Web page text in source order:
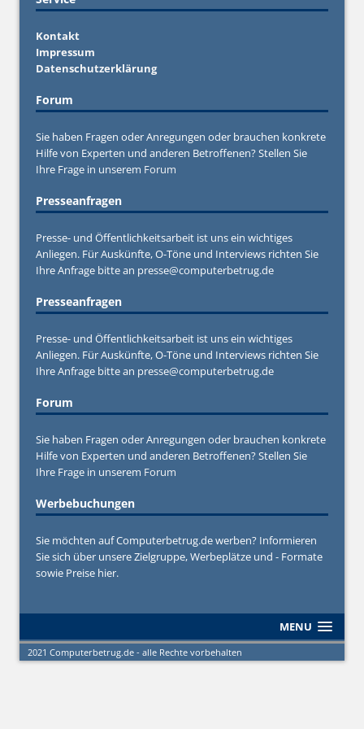
Kontakt
Impressum
Datenschutzerklärung
Forum
Sie haben Fragen oder Anregungen oder brauchen konkrete
Hilfe von Experten und anderen Betroffenen? Stellen Sie
Ihre Frage in unserem Forum
Presseanfragen
Presse- und Öffentlichkeitsarbeit ist uns ein wichtiges
Anliegen. Für Auskünfte, O-Töne und Interviews richten Sie
Ihre Anfrage bitte an presse@computerbetrug.de
Presseanfragen
Presse- und Öffentlichkeitsarbeit ist uns ein wichtiges
Anliegen. Für Auskünfte, O-Töne und Interviews richten Sie
Ihre Anfrage bitte an presse@computerbetrug.de
Forum
Sie haben Fragen oder Anregungen oder brauchen konkrete
Hilfe von Experten und anderen Betroffenen? Stellen Sie
Ihre Frage in unserem Forum
Werbebuchungen
Sie möchten auf Computerbetrug.de werben? Informieren
Sie sich über unsere Zielgruppe, Werbeplätze und - Formate
sowie Preise hier.
MENU
2021 Computerbetrug.de - alle Rechte vorbehalten